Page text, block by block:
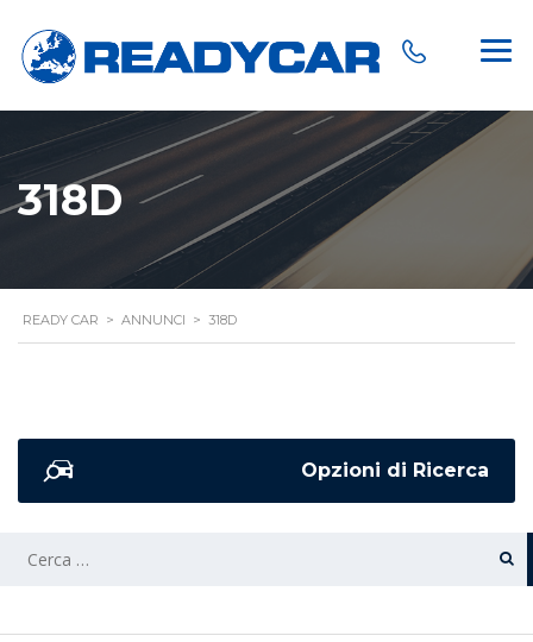
318D
READY CAR > ANNUNCI > 318D
Opzioni di Ricerca
RICERCA